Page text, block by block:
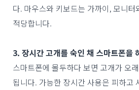
다. 마우스와 키보드는 가까이, 모니
적당합니다.
3. 장시간 고개를 숙인 채 스마트폰을
스마트폰에 몰두하다 보면 고개가 오
됩니다. 가능한 장시간 사용은 피하고